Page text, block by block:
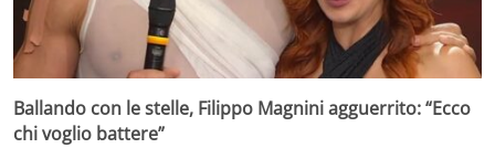
Ballando con le stelle, Filippo Magnini agguerrito: “Ecco
chi voglio battere”